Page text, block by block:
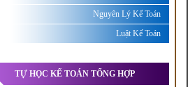
Nguyên Lý Kế Toán
Luật Kế Toán
TỰ HỌC KẾ TOÁN TỔNG HỢP